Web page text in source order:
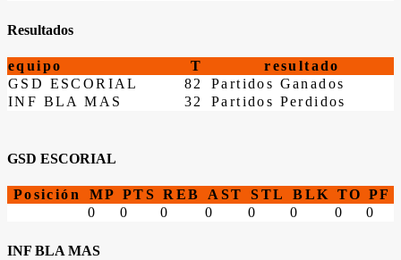
Resultados
equipo T
resultado
GSD ESCORIAL
82
Partidos Ganados
INF BLA MAS
32 Partidos Perdidos
GSD ESCORIAL
Posición MP PTS REB AST STL BLK TO PF
0
0 0 0 0 0 0 0
INF BLA MAS